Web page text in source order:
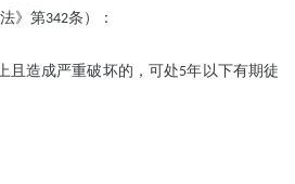
》第342条）：
且造成严重破坏的，可处5年以下有期徒